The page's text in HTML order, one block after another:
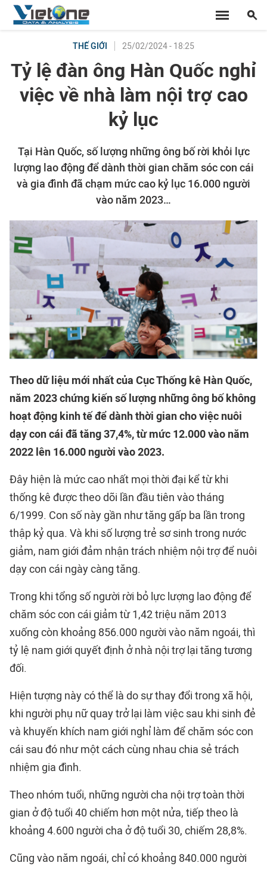
THẾ GIỚI 25/02/2024 - 18:25
Tỷ lệ đàn ông Hàn Quốc nghỉ
việc về nhà làm nội trợ cao
kỷ lục
Tại Hàn Quốc, số lượng những ông bố rời khỏi lực
lượng lao động để dành thời gian chăm sóc con cái
và gia đình đã chạm mức cao kỷ lục 16.000 người
vào năm 2023…
Theo dữ liệu mới nhất của Cục Thống kê Hàn Quốc,
năm 2023 chứng kiến số lượng những ông bố không
hoạt động kinh tế để dành thời gian cho việc nuôi
dạy con cái đã tăng 37,4%, từ mức 12.000 vào năm
2022 lên 16.000 người vào 2023.
Đây hiện là mức cao nhất mọi thời đại kể từ khi
thống kê được theo dõi lần đầu tiên vào tháng
6/1999. Con số này gần như tăng gấp ba lần trong
thập kỷ qua. Và khi số lượng trẻ sơ sinh trong nước
giảm, nam giới đảm nhận trách nhiệm nội trợ để nuôi
dạy con cái ngày càng tăng.
Trong khi tổng số người rời bỏ lực lượng lao động để
chăm sóc con cái giảm từ 1,42 triệu năm 2013
xuống còn khoảng 856.000 người vào năm ngoái, thì
tỷ lệ nam giới quyết định ở nhà nội trợ lại tăng tương
đối.
Hiện tượng này có thể là do sự thay đổi trong xã hội,
khi người phụ nữ quay trở lại làm việc sau khi sinh đẻ
và khuyến khích nam giới nghỉ làm để chăm sóc con
cái sau đó như một cách cùng nhau chia sẻ trách
nhiệm gia đình.
Theo nhóm tuổi, những người cha nội trợ toàn thời
gian ở độ tuổi 40 chiếm hơn một nửa, tiếp theo là
khoảng 4.600 người cha ở độ tuổi 30, chiếm 28,8%.
Cũng vào năm ngoái, chỉ có khoảng 840.000 người